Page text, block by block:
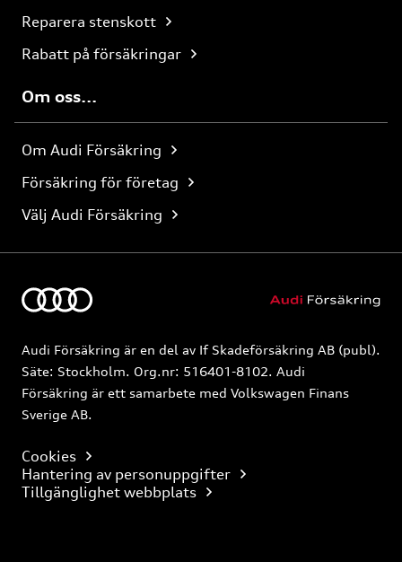
Reparera stenskott
Rabatt på försäkringar
Om oss...
Om Audi Försäkring
Försäkring för företag
Välj Audi Försäkring
Audi Försäkring är en del av If Skadeförsäkring AB (publ).
Säte: Stockholm. Org.nr: 516401-8102. Audi
Försäkring är ett samarbete med Volkswagen Finans
Sverige AB.
Cookies
Hantering av personuppgifter
Tillgänglighet webbplats